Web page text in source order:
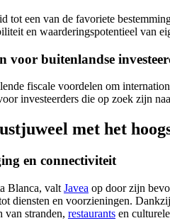
tot een van de favoriete
en waarderingspotentieel van
voor buitenlandse
fiscale voordelen om
investeerders die op zoek zijn
met het
en connectiviteit
Blanca, valt Javea op door zijn
diensten en voorzieningen.
van stranden, restaurants en